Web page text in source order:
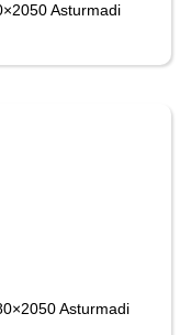
Asturmadi
Asturmadi